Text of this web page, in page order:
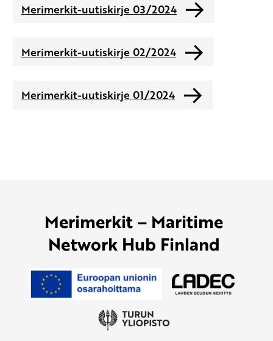
Merimerkit-uutiskirje 03/2024
Merimerkit-uutiskirje 02/2024
Merimerkit-uutiskirje 01/2024
Merimerkit – Maritime
Network Hub Finland